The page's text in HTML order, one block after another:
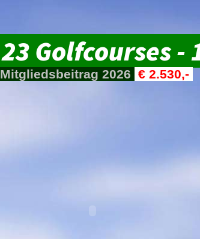
23 Golfcourses -
Mitgliedsbeitrag 2026 € 2.530,-